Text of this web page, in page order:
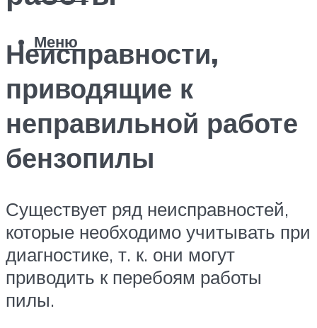
Меню
Неисправности,
приводящие к
неправильной работе
бензопилы
Существует ряд неисправностей,
которые необходимо учитывать при
диагностике, т. к. они могут
приводить к перебоям работы
пилы.